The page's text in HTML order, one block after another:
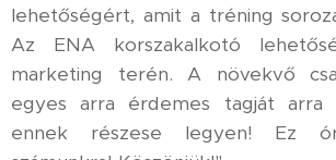
lehetőségért, amit a tréning
Az ENA korszakalkotó
marketing terén. A növekvő
egyes arra érdemes tagját arra
ennek részese legyen! Ez